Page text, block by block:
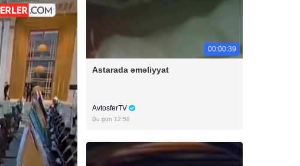
00:00:39
Astarada əməliyyat
AvtosferTV
Bu gün 12:58